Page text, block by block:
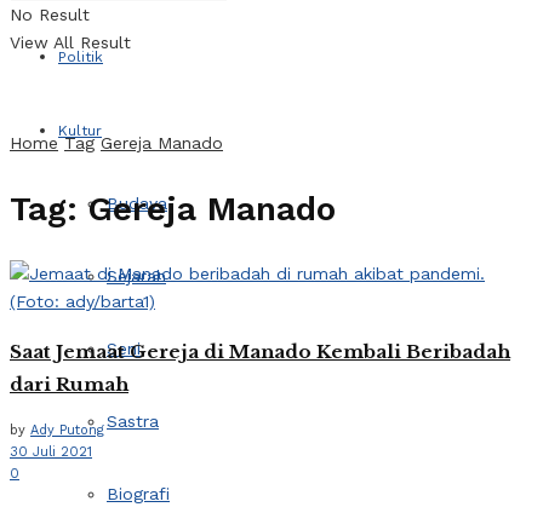
Politik
Kultur
Budaya
Sejarah
Seni
Sastra
Biografi
No Result
View All Result
Home Tag Gereja Manado
Tag:Gereja Manado
Saat Jemaat Gereja di Manado Kembali Beribadah
dari Rumah
by Ady Putong
30 Juli 2021
0